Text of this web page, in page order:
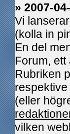
» 2007-
Vi
(kolla in
En del
Forum,
Rubriken
(eller
vilken